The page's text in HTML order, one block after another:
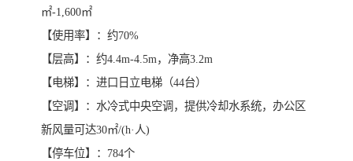
㎡-1,600㎡
【使用率】：约70%
【层高】：约4.4m-4.5m，净高3.2m
【电梯】：进口日立电梯（44台）
【空调】：水冷式中央空调，提供冷却水系统，办公区
新风量可达30㎡/(h·人)
【停车位】：784个